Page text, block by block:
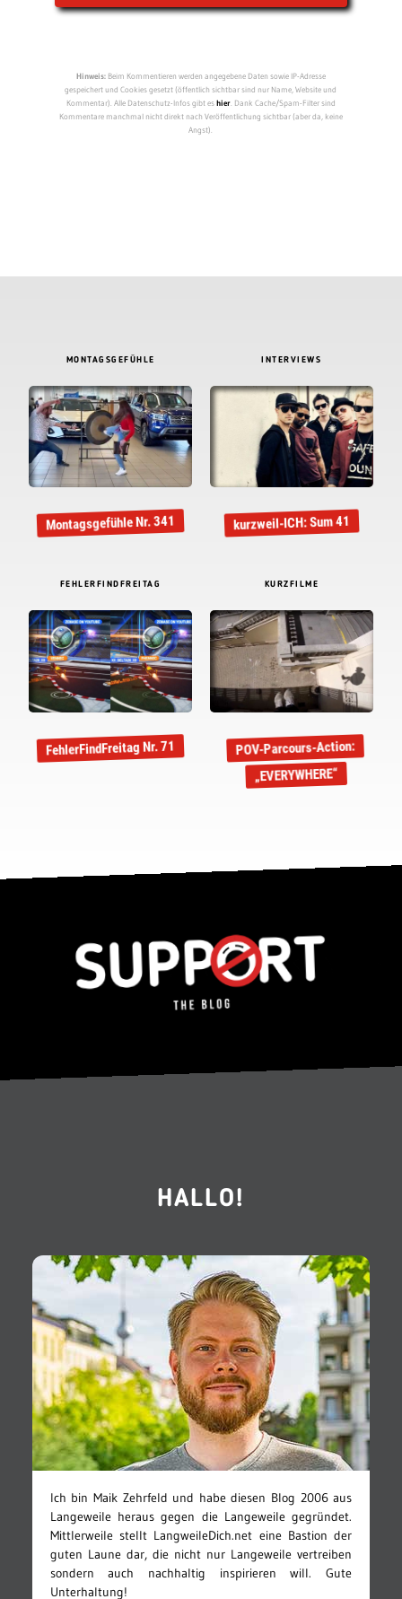
Hinweis:Beim Kommentieren werden angegebene Daten sowie IP-Adresse
gespeichert und Cookies gesetzt (öffentlich sichtbar sind nur Name, Website und
Kommentar). Alle Datenschutz-Infos gibt eshier. Dank Cache/Spam-Filter sind
Kommentare manchmal nicht direkt nach Veröffentlichung sichtbar (aber da, keine
Angst).
MONTAGSGEFÜHLE
Montagsgefühle Nr. 341
INTERVIEWS
kurzweil-ICH: Sum 41
FEHLERFINDFREITAG
FehlerFindFreitag Nr. 71
KURZFILME
POV-Parcours-Action:
„EVERYWHERE“
HALLO!
Ich bin Maik Zehrfeld und habe diesen Blog 2006 aus
Langeweile heraus gegen die Langeweile gegründet.
Mittlerweile stellt LangweileDich.net eine Bastion der
guten Laune dar, die nicht nur Langeweile vertreiben
sondern auch nachhaltig inspirieren will. Gute
Unterhaltung!